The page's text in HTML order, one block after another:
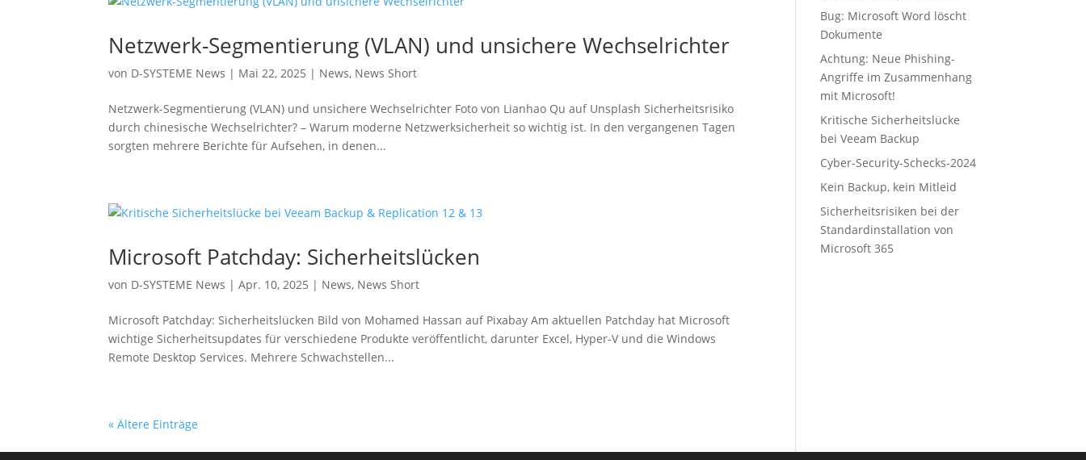
Netzwerk-Segmentierung (VLAN) und unsichere Wechselrichter
von D-SYSTEME News | Mai 22, 2025 | News, News Short
Netzwerk-Segmentierung (VLAN) und unsichere Wechselrichter Foto von Lianhao Qu auf Unsplash Sicherheitsrisiko
durch chinesische Wechselrichter? – Warum moderne Netzwerksicherheit so wichtig ist. In den vergangenen Tagen
sorgten mehrere Berichte für Aufsehen, in denen...
Microsoft Patchday: Sicherheitslücken
von D-SYSTEME News |Apr. 10, 2025 | News, News Short
Microsoft Patchday: Sicherheitslücken Bild von Mohamed Hassan auf Pixabay Am aktuellen Patchday hat Microsoft
wichtige Sicherheitsupdates für verschiedene Produkte veröffentlicht, darunter Excel, Hyper-V und die Windows
Remote Desktop Services. Mehrere Schwachstellen...
« Ältere Einträge
Bug: Microsoft Word löscht
Dokumente
Achtung: Neue Phishing-
Angriffe im Zusammenhang
mit Microsoft!
Kritische Sicherheitslücke
bei Veeam Backup
Cyber-Security-Schecks-2024
Kein Backup, kein Mitleid
Sicherheitsrisiken bei der
Standardinstallation von
Microsoft 365